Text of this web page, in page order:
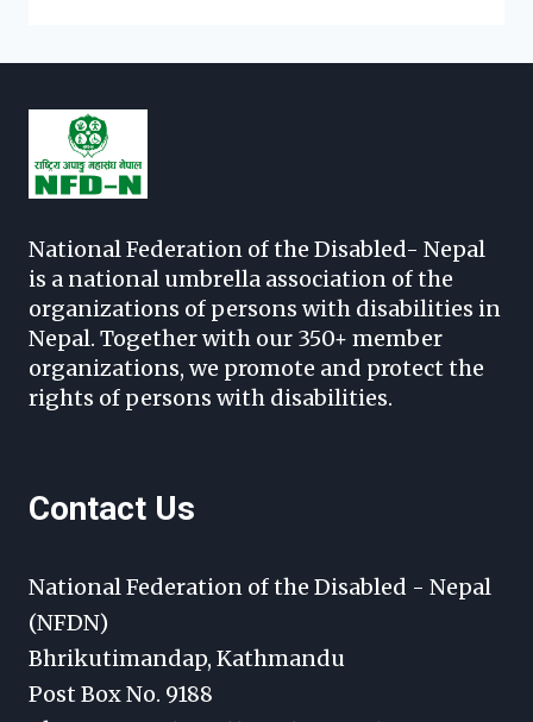
National Federation of the Disabled- Nepal
is a national umbrella association of the
organizations of persons with disabilities in
Nepal. Together with our 350+ member
organizations, we promote and protect the
rights of persons with disabilities.
Contact Us
National Federation of the Disabled - Nepal
(NFDN)
Bhrikutimandap, Kathmandu
Post Box No. 9188